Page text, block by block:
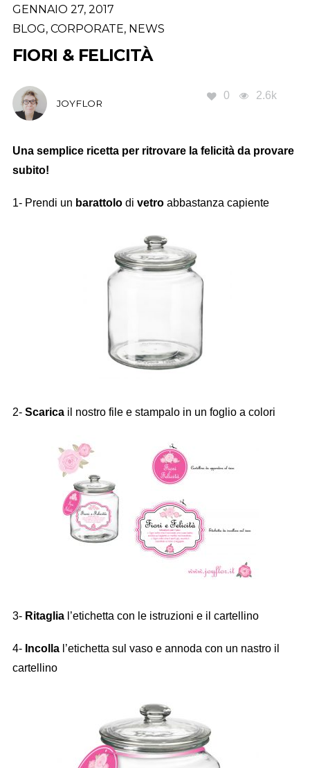
GENNAIO 27, 2017
BLOG, CORPORATE, NEWS
FIORI & FELICITÀ
JOYFLOR
0 2.6k
Una semplice ricetta per ritrovare la felicità da provare
subito!
1- Prendi un barattolodi vetroabbastanza capiente
2- Scaricail nostro file e stampalo in un foglio a colori
3- Ritaglial’etichetta con le istruzioni e il cartellino
4- Incollal’etichetta sul vaso e annoda con un nastro il
cartellino